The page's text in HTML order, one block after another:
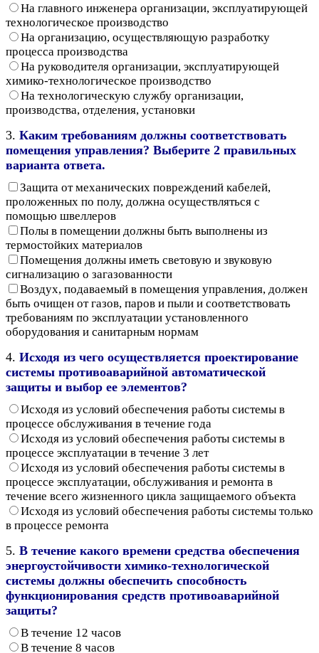
На главного инженера организации, эксплуатирующей
технологическое производство
На организацию, осуществляющую разработку
процесса производства
На руководителя организации, эксплуатирующей
химико-технологическое производство
На технологическую службу организации,
производства, отделения, установки
3. Каким требованиям должны соответствовать
помещения управления? Выберите 2 правильных
варианта ответа.
Защита от механических повреждений кабелей,
проложенных по полу, должна осуществляться с
помощью швеллеров
Полы в помещении должны быть выполнены из
термостойких материалов
Помещения должны иметь световую и звуковую
сигнализацию о загазованности
Воздух, подаваемый в помещения управления, должен
быть очищен от газов, паров и пыли и соответствовать
требованиям по эксплуатации установленного
оборудования и санитарным нормам
4. Исходя из чего осуществляется проектирование
системы противоаварийной автоматической
защиты и выбор ее элементов?
Исходя из условий обеспечения работы системы в
процессе обслуживания в течение года
Исходя из условий обеспечения работы системы в
процессе эксплуатации в течение 3 лет
Исходя из условий обеспечения работы системы в
процессе эксплуатации, обслуживания и ремонта в
течение всего жизненного цикла защищаемого объекта
Исходя из условий обеспечения работы системы только
в процессе ремонта
5. В течение какого времени средства обеспечения
энергоустойчивости химико-технологической
системы должны обеспечить способность
функционирования средств противоаварийной
защиты?
В течение 12 часов
В течение 8 часов